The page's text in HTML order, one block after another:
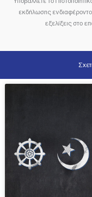
εκδήλωσης
εξελίξεις στο